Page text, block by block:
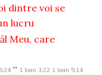
dintre voi se
lucru
Meu, care
** 1 Ioan 3:22 1 Ioan 5:14